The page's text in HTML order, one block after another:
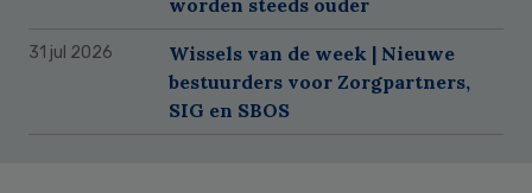
31 jul 2026
Wissels van de week | Nieuwe
bestuurders voor Zorgpartners,
SIG en SBOS